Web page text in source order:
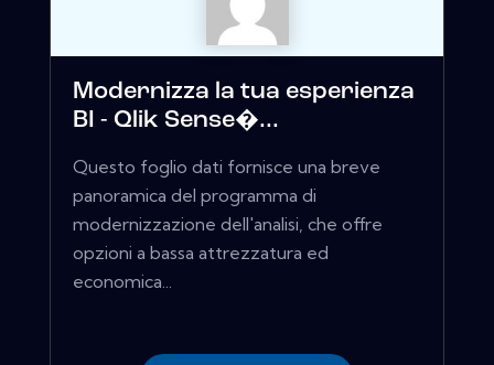
Modernizza la tua esperienza
BI - Qlik Sense�...
Questo foglio dati fornisce una breve
panoramica del programma di
modernizzazione dell'analisi, che offre
opzioni a bassa attrezzatura ed
economica...